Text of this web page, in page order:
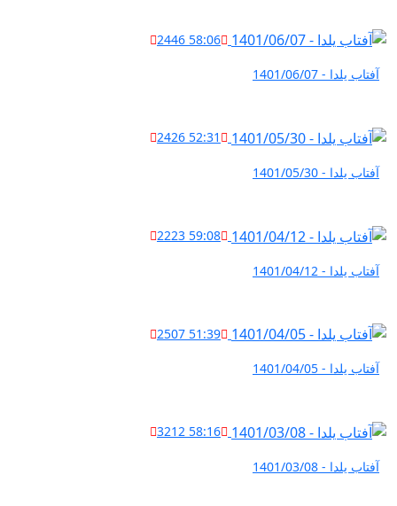
58:06
2446
آفتاب یلدا - 1401/06/07
52:31
2426
آفتاب یلدا - 1401/05/30
59:08
2223
آفتاب یلدا - 1401/04/12
51:39
2507
آفتاب یلدا - 1401/04/05
58:16
3212
آفتاب یلدا - 1401/03/08